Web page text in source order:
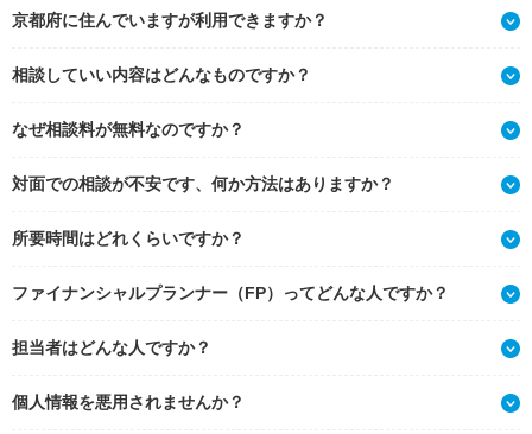
京都府に住んでいますが利用できますか？
相談していい内容はどんなものですか？
なぜ相談料が無料なのですか？
対面での相談が不安です、何か方法はありますか？
所要時間はどれくらいですか？
ファイナンシャルプランナー（FP）ってどんな人ですか？
担当者はどんな人ですか？
個人情報を悪用されませんか？